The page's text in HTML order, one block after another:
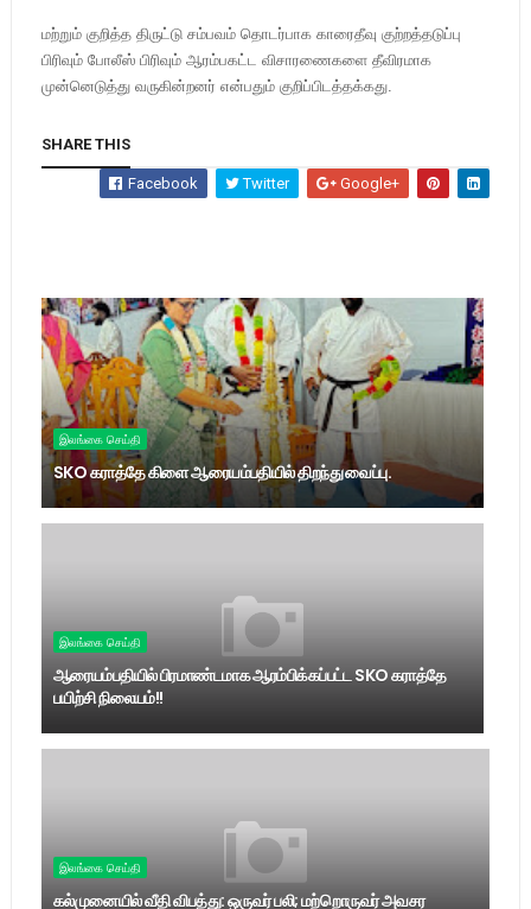
மற்றும் குறித்த திருட்டு சம்பவம் தொடர்பாக காரைதீவு குற்றத்தடுப்பு
பிரிவும் போலீஸ் பிரிவும் ஆரம்பகட்ட விசாரணைகளை தீவிரமாக
முன்னெடுத்து வருகின்றனர் என்பதும் குறிப்பிடத்தக்கது.
SHARE THIS
Facebook Twitter Google+
இலங்கை செய்தி
SKO கராத்தே கிளை ஆரையம்பதியில் திறந்து வைப்பு.
இலங்கை செய்தி
ஆரையம்பதியில் பிரமாண்டமாக ஆரம்பிக்கப்பட்ட SKO கராத்தே
பயிற்சி நிலையம்!!
இலங்கை செய்தி
கல்முனையில் வீதி விபத்து: ஒருவர் பலி; மற்றொருவர் அவசர